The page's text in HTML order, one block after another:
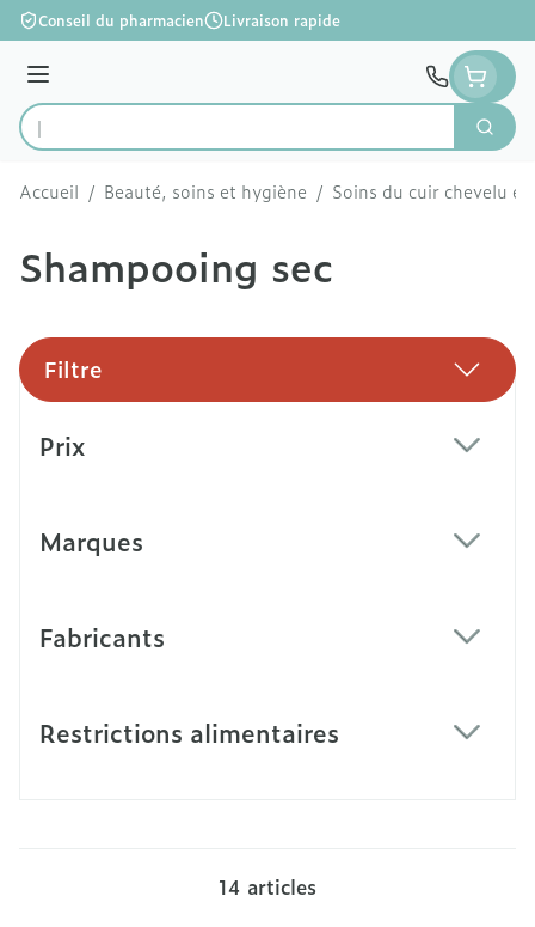
Aller au contenu
Conseil du pharmacien Livraison rapide
Menu
Rechercher
Accueil / Beauté, soins et hygiène / Soins du cuir chevelu et
Shampooing sec
Filtre
Prix
Marques
Fabricants
Restrictions alimentaires
14 articles